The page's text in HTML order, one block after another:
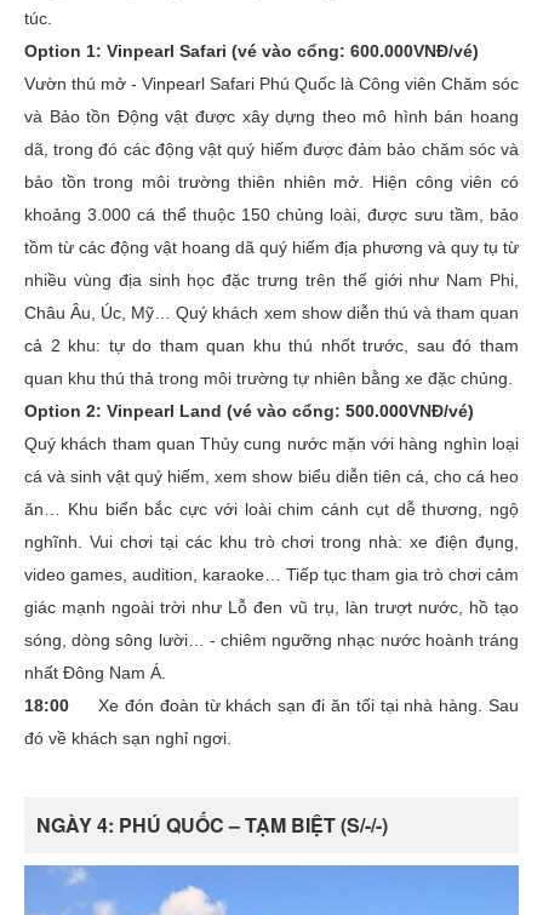
túc.
Option 1: Vinpearl Safari (vé vào cổng: 600.000VNĐ/vé)
Vườn thú mở - Vinpearl Safari Phú Quốc là Công viên Chăm sóc
và Bảo tồn Động vật được xây dựng theo mô hình bán hoang
dã, trong đó các động vật quý hiếm được đảm bảo chăm sóc và
bảo tồn trong môi trường thiên nhiên mở. Hiện công viên có
khoảng 3.000 cá thể thuộc 150 chủng loài, được sưu tầm, bảo
tồm từ các động vật hoang dã quý hiếm địa phương và quy tụ từ
nhiều vùng địa sinh học đặc trưng trên thế giới như Nam Phi,
Châu Âu, Úc, Mỹ… Quý khách xem show diễn thú và tham quan
cả 2 khu: tự do tham quan khu thú nhốt trước, sau đó tham
quan khu thú thả trong môi trường tự nhiên bằng xe đặc chủng.
Option 2: Vinpearl Land (vé vào cổng: 500.000VNĐ/vé)
Quý khách tham quan Thủy cung nước mặn với hàng nghìn loại
cá và sinh vật quý hiếm, xem show biểu diễn tiên cá, cho cá heo
ăn… Khu biển bắc cực với loài chim cánh cụt dễ thương, ngộ
nghĩnh. Vui chơi tại các khu trò chơi trong nhà: xe điện đụng,
video games, audition, karaoke… Tiếp tục tham gia trò chơi cảm
giác mạnh ngoài trời như Lỗ đen vũ trụ, làn trượt nước, hồ tạo
sóng, dòng sông lười… - chiêm ngưỡng nhạc nước hoành tráng
nhất Đông Nam Á.
18:00 Xe đón đoàn từ khách sạn đi ăn tối tại nhà hàng. Sau
đó về khách sạn nghỉ ngơi.
NGÀY 4: PHÚ QUỐC – TẠM BIỆT (S/-/-)